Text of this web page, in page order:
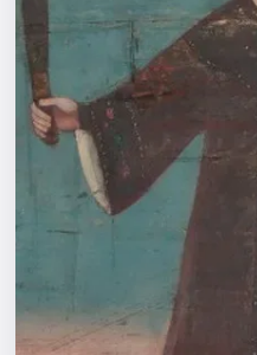
События
Города
Площадки